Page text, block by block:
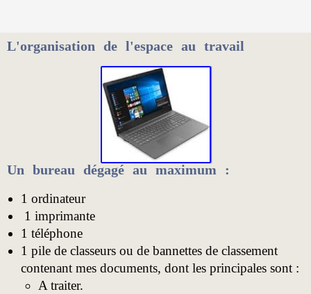
L'organisation de l'espace au travail
Un bureau dégagé au maximum :
1 ordinateur
1 imprimante
1 téléphone
1 pile de classeurs ou de bannettes de classement
contenant mes documents, dont les principales sont :
A traiter.